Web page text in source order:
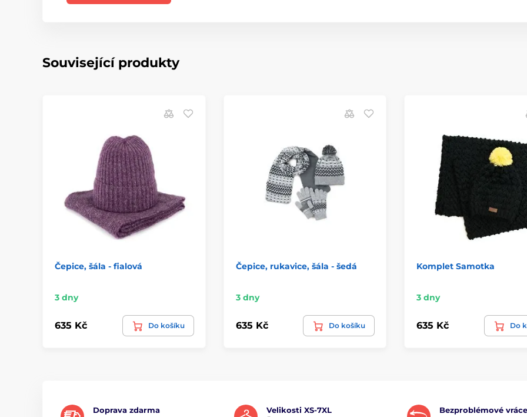
Související produkty
Čepice, šála - fialová
3 dny
635 Kč Do košíku
Čepice, rukavice, šála - šedá
3 dny
635 Kč Do košíku
Komplet Samotka
3 dny
635 Kč Do
Doprava zdarma
Velikosti XS-7XL
Bezproblémové